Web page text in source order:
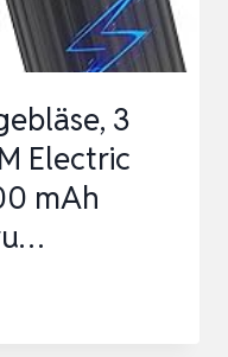
3
Electric
mAh